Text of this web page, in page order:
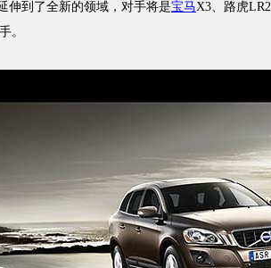
伸到了全新的领域，对手将是宝马X3、路虎LR2
。